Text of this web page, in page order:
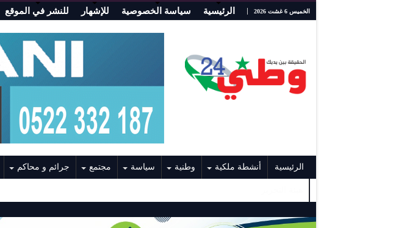
الخميس 6 غشت 2026 الرئيسية سياسة الخصوصية للإشهار للنشر في الموقع
الرئيسية أنشطة ملكية وطنية سياسة مجتمع جرائم و محاكم